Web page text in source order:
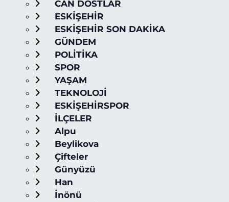
CAN DOSTLAR
ESKİŞEHİR
ESKİŞEHİR SON DAKİKA
GÜNDEM
POLİTİKA
SPOR
YAŞAM
TEKNOLOJİ
ESKİŞEHİRSPOR
İLÇELER
Alpu
Beylikova
Çifteler
Günyüzü
Han
İnönü